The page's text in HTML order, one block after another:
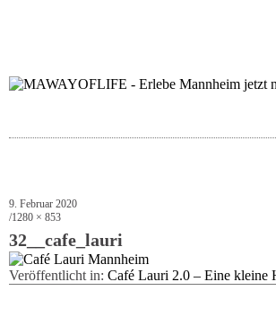
9. Februar 2020
1280 × 853
32__cafe_lauri
Veröffentlicht in: Café Lauri 2.0 – Eine kleine